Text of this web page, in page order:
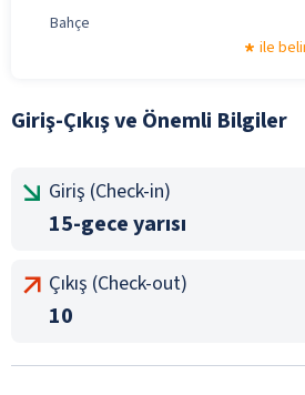
Bahçe
ile
Giriş-Çıkış ve Önemli Bilgiler
Giriş (Check-in)
15-gece yarısı
Çıkış (Check-out)
10